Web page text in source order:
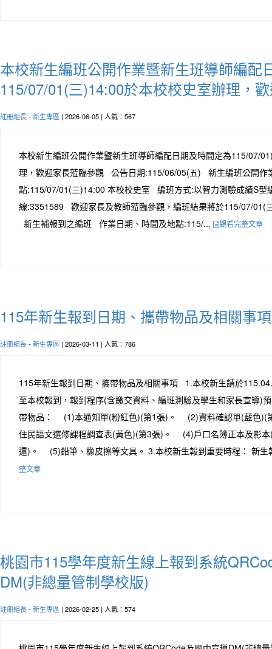
本校新生編班公開作業暨新生班導師編配
115/07/01(三)14:00於本校校史室辦理，
註冊組長- 新生專區 | 2026-06-05 | 人氣：567
本校新生編班公開作業暨新生班導師編配日期及時間定為115/07/
理，歡迎家長蒞臨參觀 公告日期:115/06/05(五) 新生編班公開
點:115/07/01(三)14:00 本校校史室 編班方式:以智力測驗成績S
線:3351589 歡迎家長及教師蒞臨參觀，編班結果將於115/07/01(
新生補報到之編班 作業日期、時間及地點:115/...
觀看完整文章
115年新生報到日期、攜帶物品及相關事項
註冊組長- 新生專區 | 2026-03-11 | 人氣：786
115年新生報到日期、攜帶物品及相關事項 1.本校新生請於
至本校報到，報到程序(含繳交資料、編班測驗及學生和家長宣導)
帶物品： (1)本通知單(粉紅色)(第1張)。 (2)資料確認單(藍色
住民語文選修課程調查表(黃色)(第3張)。 (4)戶口名簿正本及影本
還)。 (5)鉛筆、橡皮擦等文具。 3.本校新生報到重要時程： 新
整文章
桃園市115學年度新生線上報到系統
DM(非總量管制學校版)
註冊組長- 新生專區 | 2026-02-25 | 人氣：574